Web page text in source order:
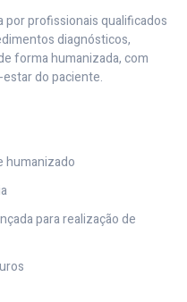
por profissionais qualificados
diagnósticos,
forma humanizada, com
do paciente.
humanizado
para realização de